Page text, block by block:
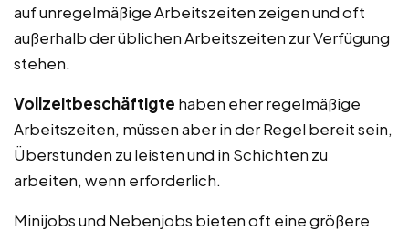
auf unregelmäßige Arbeitszeiten zeigen und oft
außerhalb der üblichen Arbeitszeiten zur Verfügung
stehen.
Vollzeitbeschäftigte haben eher regelmäßige
Arbeitszeiten, müssen aber in der Regel bereit sein,
Überstunden zu leisten und in Schichten zu
arbeiten, wenn erforderlich.
Minijobs und Nebenjobs bieten oft eine größere